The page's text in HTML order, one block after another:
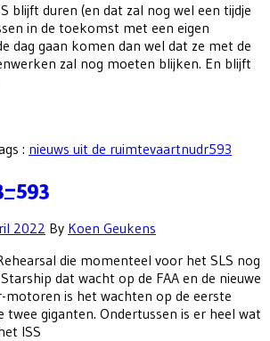
blijft duren (en dat zal nog wel een tijdje
in de toekomst met een eigen
dag gaan komen dan wel dat ze met de
zal nog moeten blijken. En blijft
: nieuws uit de ruimtevaartnudr593
2022 By Koen Geukens
die momenteel voor het SLS nog
dat wacht op de FAA en de nieuwe
motoren is het wachten op de eerste
twee giganten. Ondertussen is er heel wat
ISS